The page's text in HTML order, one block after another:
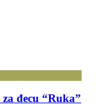
đecu “Ruka”